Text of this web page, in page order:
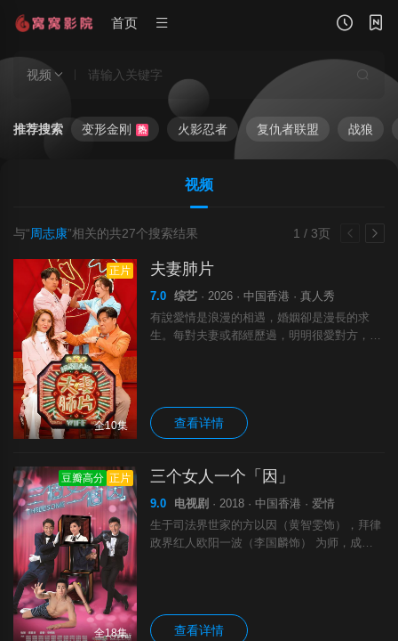
首页
视频
推荐搜索 变形金刚 热 火影忍者 复仇者联盟 战狼
视频
1 / 3页
与“周志康”相关的共27个搜索结果
正片
全10集
夫妻肺片
7.0 综艺 · 2026 · 中国香港 · 真人秀
有說愛情是浪漫的相遇，婚姻卻是漫長的求
生。每對夫妻或都經歷過，明明很愛對方，卻
化
查看详情
豆瓣高分 正片
全18集
三个女人一个「因」
9.0 电视剧 · 2018 · 中国香港 · 爱情
生于司法界世家的方以因（黄智雯饰），拜律
政界红人欧阳一波（李国麟饰） 为师，成绩
萝
查看详情